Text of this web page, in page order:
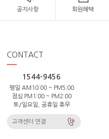
공지사항 회원혜택
CONTACT
1544-9456
평일 AM10:00 ~ PM5:00
점심 PM1:00 ~ PM2:00
토/일요일, 공휴일 휴무
고객센터 연결